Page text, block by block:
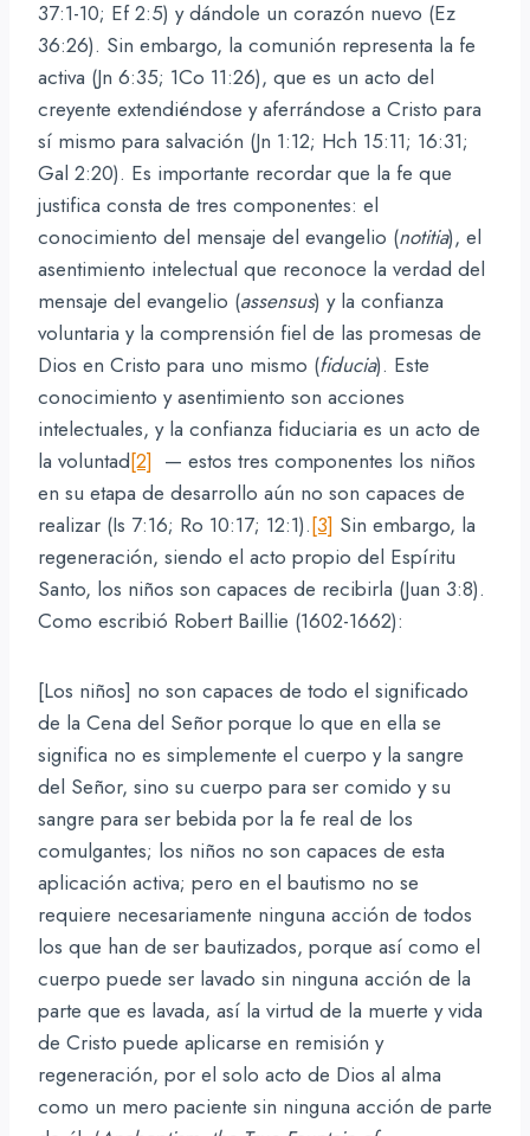
37:1-10; Ef 2:5) y dándole un corazón nuevo (Ez
36:26). Sin embargo, la comunión representa la fe
activa (Jn 6:35; 1Co 11:26), que es un acto del
creyente extendiéndose y aferrándose a Cristo para
sí mismo para salvación (Jn 1:12; Hch 15:11; 16:31;
Gal 2:20). Es importante recordar que la fe que
justifica consta de tres componentes: el
conocimiento del mensaje del evangelio (notitia), el
asentimiento intelectual que reconoce la verdad del
mensaje del evangelio (assensus) y la confianza
voluntaria y la comprensión fiel de las promesas de
Dios en Cristo para uno mismo (fiducia). Este
conocimiento y asentimiento son acciones
intelectuales, y la confianza fiduciaria es un acto de
la voluntad[2] — estos tres componentes los niños
en su etapa de desarrollo aún no son capaces de
realizar (Is 7:16; Ro 10:17; 12:1).[3] Sin embargo, la
regeneración, siendo el acto propio del Espíritu
Santo, los niños son capaces de recibirla (Juan 3:8).
Como escribió Robert Baillie (1602-1662):
[Los niños] no son capaces de todo el significado
de la Cena del Señor porque lo que en ella se
significa no es simplemente el cuerpo y la sangre
del Señor, sino su cuerpo para ser comido y su
sangre para ser bebida por la fe real de los
comulgantes; los niños no son capaces de esta
aplicación activa; pero en el bautismo no se
requiere necesariamente ninguna acción de todos
los que han de ser bautizados, porque así como el
cuerpo puede ser lavado sin ninguna acción de la
parte que es lavada, así la virtud de la muerte y vida
de Cristo puede aplicarse en remisión y
regeneración, por el solo acto de Dios al alma
como un mero paciente sin ninguna acción de parte